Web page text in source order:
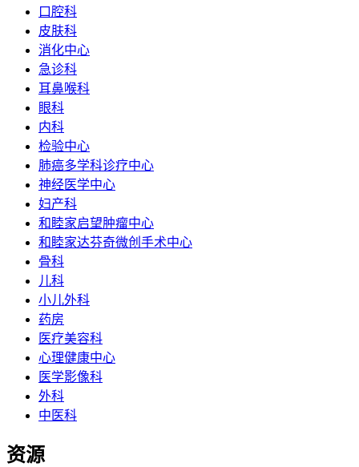
口腔科
皮肤科
消化中心
急诊科
耳鼻喉科
眼科
内科
检验中心
肺癌多学科诊疗中心
神经医学中心
妇产科
和睦家启望肿瘤中心
和睦家达芬奇微创手术中心
骨科
儿科
小儿外科
药房
医疗美容科
心理健康中心
医学影像科
外科
中医科
资源